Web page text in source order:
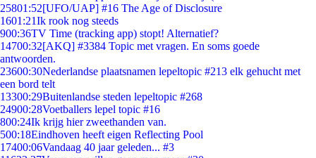
25801:52[UFO/UAP] #16 The Age of Disclosure
1601:21Ik rook nog steeds
900:36TV Time (tracking app) stopt! Alternatief?
14700:32[AKQ] #3384 Topic met vragen. En soms goede
antwoorden.
23600:30Nederlandse plaatsnamen lepeltopic #213 elk gehucht met
een bord telt
13300:29Buitenlandse steden lepeltopic #268
24900:28Voetballers lepel topic #16
800:24Ik krijg hier zweethanden van.
500:18Eindhoven heeft eigen Reflecting Pool
17400:06Vandaag 40 jaar geleden... #3